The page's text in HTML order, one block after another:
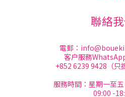
聯絡
電郵：
客户服務
+852 6239 9428（只
服務時間：星期一至
09:00 -